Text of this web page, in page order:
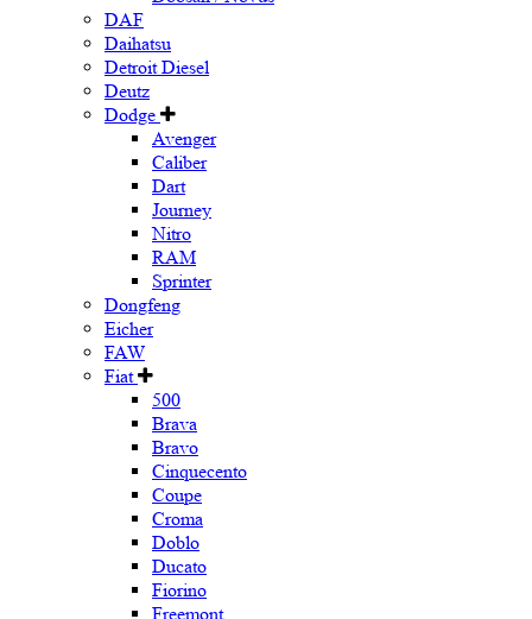
DAF
Daihatsu
Detroit Diesel
Deutz
Dodge
Avenger
Caliber
Dart
Journey
Nitro
RAM
Sprinter
Dongfeng
Eicher
FAW
Fiat
500
Brava
Bravo
Cinquecento
Coupe
Croma
Doblo
Ducato
Fiorino
Freemont